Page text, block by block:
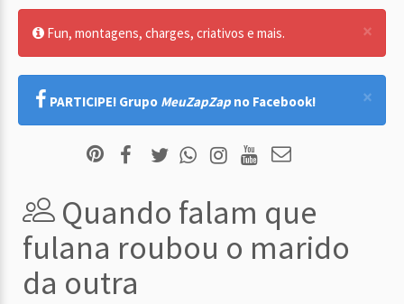
×
Fun, montagens, charges, criativos e mais.
×
PARTICIPE! Grupo MeuZapZap no Facebook!
Quando falam que
fulana roubou o marido
da outra